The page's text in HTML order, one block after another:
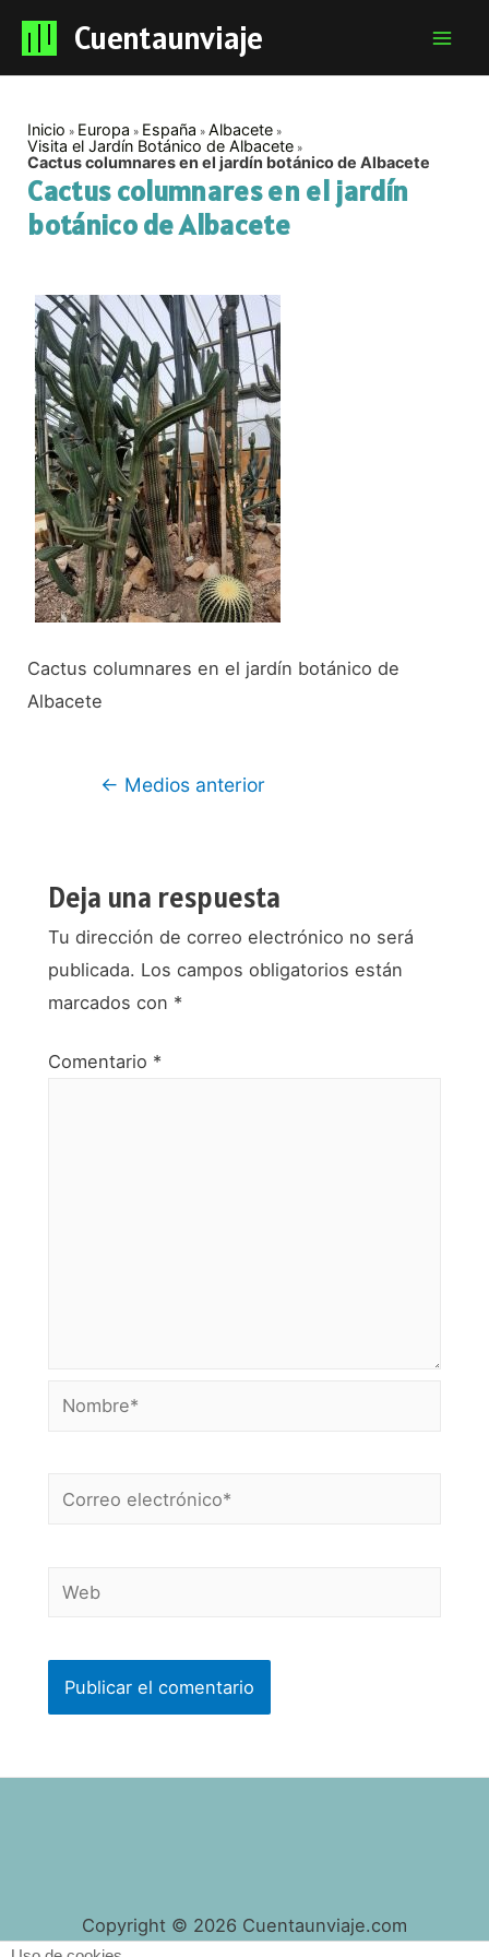
Cuentaunviaje
Inicio Europa España
Albacete
Visita el Jardín Botánico de Albacete
Cactus columnares en el jardín botánico de Albacete
Cactus columnares en el jardín
botánico de Albacete
Cactus columnares en el jardín botánico de
Albacete
Navegación
← Medios anterior
Deja una respuesta
Tu dirección de correo electrónico no será
publicada. Los campos obligatorios están
marcados con *
Comentario *
Nombre*
Correo
Web
Copyright © 2026 Cuentaunviaje.com